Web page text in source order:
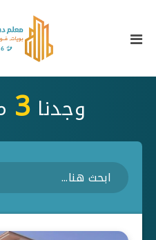
وجدنا3